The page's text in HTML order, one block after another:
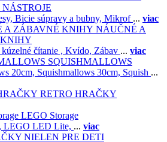
Bicie súpravy a bubny, Mikrof ... viac
NÁUČNÉ A
čítanie , Kvído, Zábav ... viac
SQUISHMALLOWS
20cm, Squishmallows 30cm, Squish ...
RETRO HRAČKY
LEGO Storage
LEGO LED Lite, ... viac